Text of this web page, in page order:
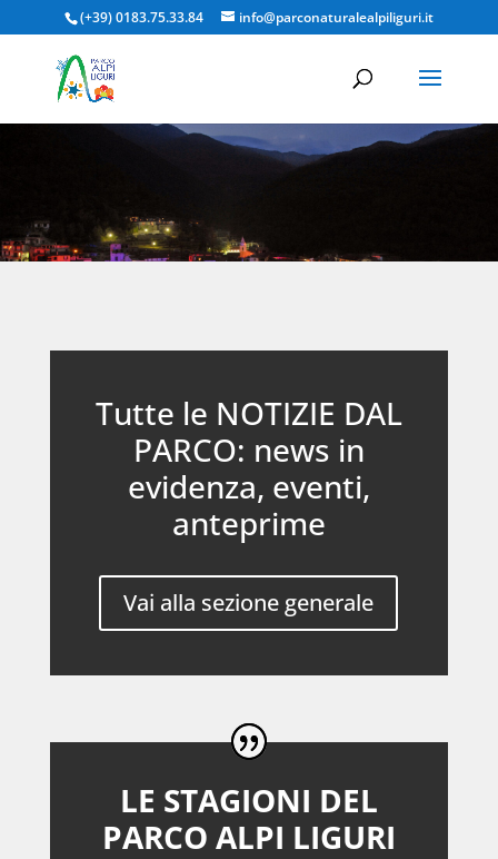
(+39) 0183.75.33.84 info@parconaturalealpiliguri.it
Tutte le NOTIZIE DAL
PARCO: news in
evidenza, eventi,
anteprime
Vai alla sezione generale
LE STAGIONI DEL
PARCO ALPI LIGURI